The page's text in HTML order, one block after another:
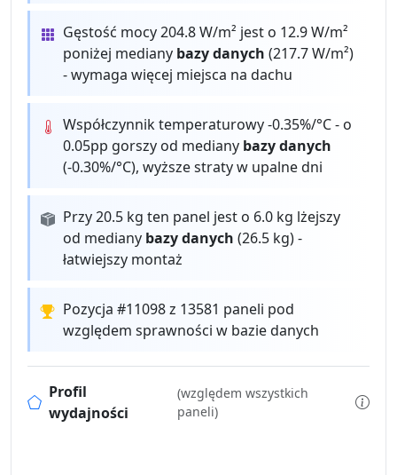
Gęstość mocy 204.8 W/m² jest o 12.9 W/m²
poniżej mediany bazy danych (217.7 W/m²)
- wymaga więcej miejsca na dachu
Współczynnik temperaturowy -0.35%/°C - o
0.05pp gorszy od mediany bazy danych
(-0.30%/°C), wyższe straty w upalne dni
Przy 20.5 kg ten panel jest o 6.0 kg lżejszy
od mediany bazy danych (26.5 kg) -
łatwiejszy montaż
Pozycja #11098 z 13581 paneli pod
względem sprawności w bazie danych
Profil
wydajności
(względem wszystkich
paneli)